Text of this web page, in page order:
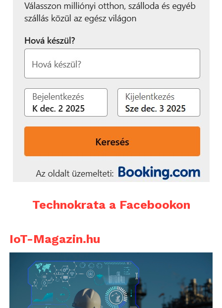
Technokrata a Facebookon
IoT-Magazin.hu